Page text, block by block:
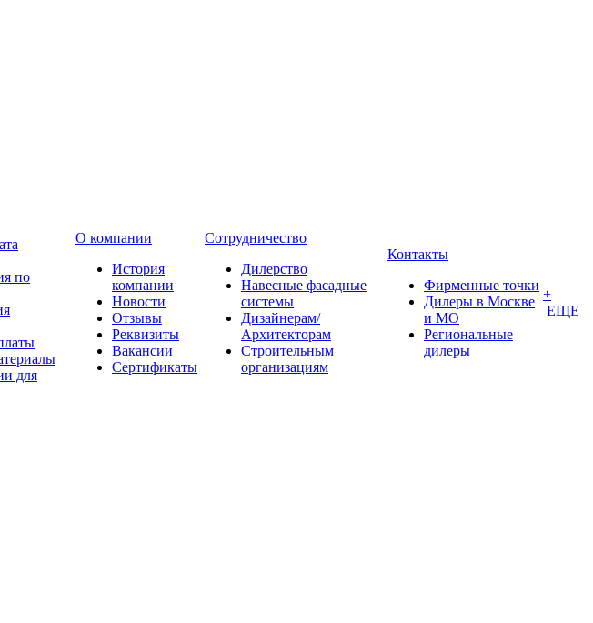
по
для
О компании
История
компании
Новости
Отзывы
Реквизиты
Вакансии
Сертификаты
Сотрудничество
Дилерство
Навесные фасадные
системы
Дизайнерам/
Архитекторам
Строительным
организациям
Контакты
Фирменные точки
Дилеры в Москве
и МО
Региональные
дилеры
+
ЕЩЕ